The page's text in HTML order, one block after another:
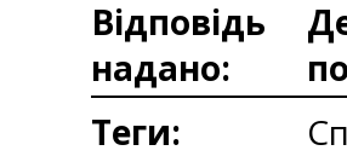
Відповідь
надано:
Теги: